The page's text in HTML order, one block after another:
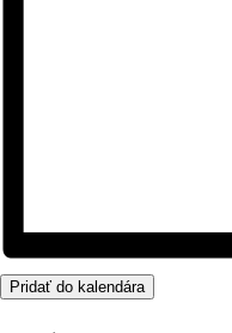
Pridať do kalendára